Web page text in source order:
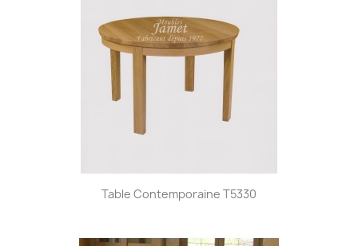
Table Contemporaine T5330